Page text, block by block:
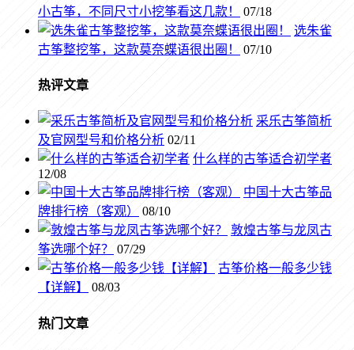
小古筝，不同尺寸小挖筝看这几款！
07/18
选朱雀
古筝整挖筝，这款莫奈蝶语很出圈！
07/10
热评文章
采乐古筝简析
及官网型号和价格分析 02/11
什么样的古筝适合初学者
12/08
中国十大古筝品
牌排行榜（客观）
08/10
敦煌古筝与龙凤古
筝选哪个好？
07/29
古筝价格一般多少钱
【详解】
08/03
热门文章